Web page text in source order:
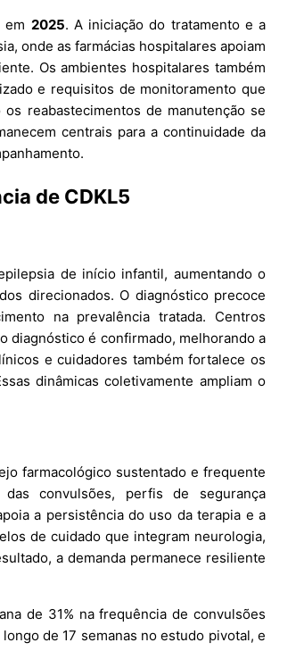
em 2025. A iniciação do tratamento e a
onde as farmácias hospitalares apoiam
Os ambientes hospitalares também
e requisitos de monitoramento que
reabastecimentos de manutenção se
centrais para a continuidade da
de CDKL5
de início infantil, aumentando o
direcionados. O diagnóstico precoce
na prevalência tratada. Centros
diagnóstico é confirmado, melhorando a
e cuidadores também fortalece os
dinâmicas coletivamente ampliam o
farmacológico sustentado e frequente
convulsões, perfis de segurança
a persistência do uso da terapia e a
de cuidado que integram neurologia,
a demanda permanece resiliente
de 31% na frequência de convulsões
de 17 semanas no estudo pivotal, e